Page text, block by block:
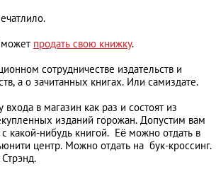
продать свою книжку.
сотрудничестве издательств и
а о зачитанных книгах. Или самиздате.
в магазин как раз и состоят из
изданий горожан. Допустим вам
с какой-нибудь книгой. Её можно отдать в
центр. Можно отдать на бук-кроссинг.